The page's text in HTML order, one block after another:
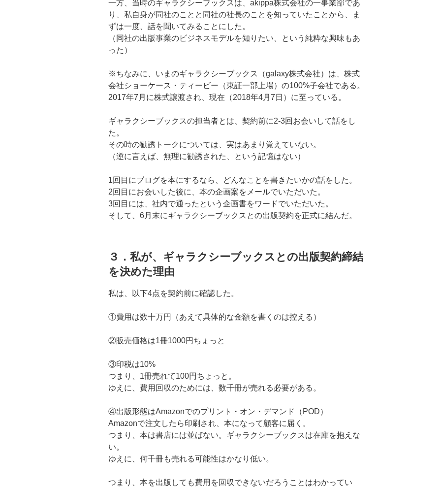
一方、当時のギャラクシーブックスは、akippa株式会社の一事業部であ
り、私自身が同社のことと同社の社長のことを知っていたことから、ま
ずは一度、話を聞いてみることにした。
（同社の出版事業のビジネスモデルを知りたい、という純粋な興味もあ
った）
※ちなみに、いまのギャラクシーブックス（galaxy株式会社）は、株式
会社ショーケース・ティービー（東証一部上場）の100%子会社である。
2017年7月に株式譲渡され、現在（2018年4月7日）に至っている。
ギャラクシーブックスの担当者とは、契約前に2-3回お会いして話をし
た。
その時の勧誘トークについては、実はあまり覚えていない。
（逆に言えば、無理に勧誘された、という記憶はない）
1回目にブログを本にするなら、どんなことを書きたいかの話をした。
2回目にお会いした後に、本の企画案をメールでいただいた。
3回目には、社内で通ったという企画書をワードでいただいた。
そして、6月末にギャラクシーブックスとの出版契約を正式に結んだ。
３．私が、ギャラクシーブックスとの出版契約締結
を決めた理由
私は、以下4点を契約前に確認した。
①費用は数十万円（あえて具体的な金額を書くのは控える）
②販売価格は1冊1000円ちょっと
③印税は10%
つまり、1冊売れて100円ちょっと。
ゆえに、費用回収のためには、数千冊が売れる必要がある。
④出版形態はAmazonでのプリント・オン・デマンド（POD）
Amazonで注文したら印刷され、本になって顧客に届く。
つまり、本は書店には並ばない。ギャラクシーブックスは在庫を抱えな
い。
ゆえに、何千冊も売れる可能性はかなり低い。
つまり、本を出版しても費用を回収できないだろうことはわかってい